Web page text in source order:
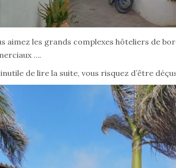
aimez les grands complexes hôteliers de
….
de lire la suite, vous risquez d’être